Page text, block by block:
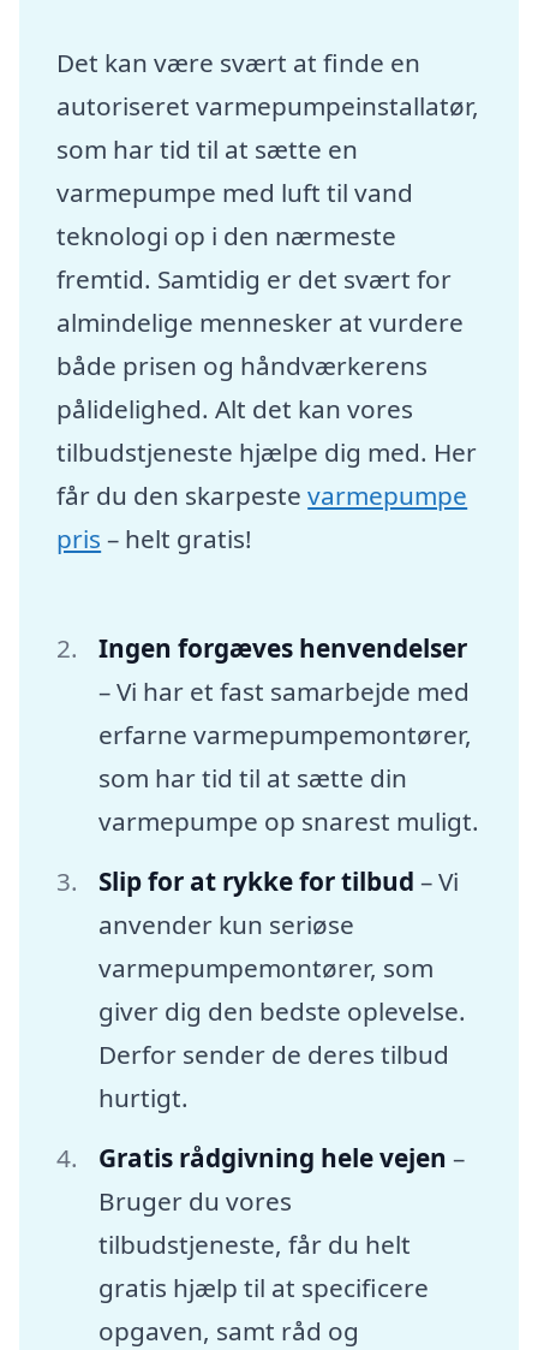
Det kan være svært at finde en
autoriseret varmepumpeinstallatør,
som har tid til at sætte en
varmepumpe med luft til vand
teknologi op i den nærmeste
fremtid. Samtidig er det svært for
almindelige mennesker at vurdere
både prisen og håndværkerens
pålidelighed. Alt det kan vores
tilbudstjeneste hjælpe dig med. Her
får du den skarpestevarmepumpe
pris – helt gratis!
Ingen forgæves henvendelser
– Vi har et fast samarbejde med
erfarne varmepumpemontører,
som har tid til at sætte din
varmepumpe op snarest muligt.
Slip for at rykke for tilbud – Vi
anvender kun seriøse
varmepumpemontører, som
giver dig den bedste oplevelse.
Derfor sender de deres tilbud
hurtigt.
Gratis rådgivning hele vejen –
Bruger du vores
tilbudstjeneste, får du helt
gratis hjælp til at specificere
opgaven, samt råd og